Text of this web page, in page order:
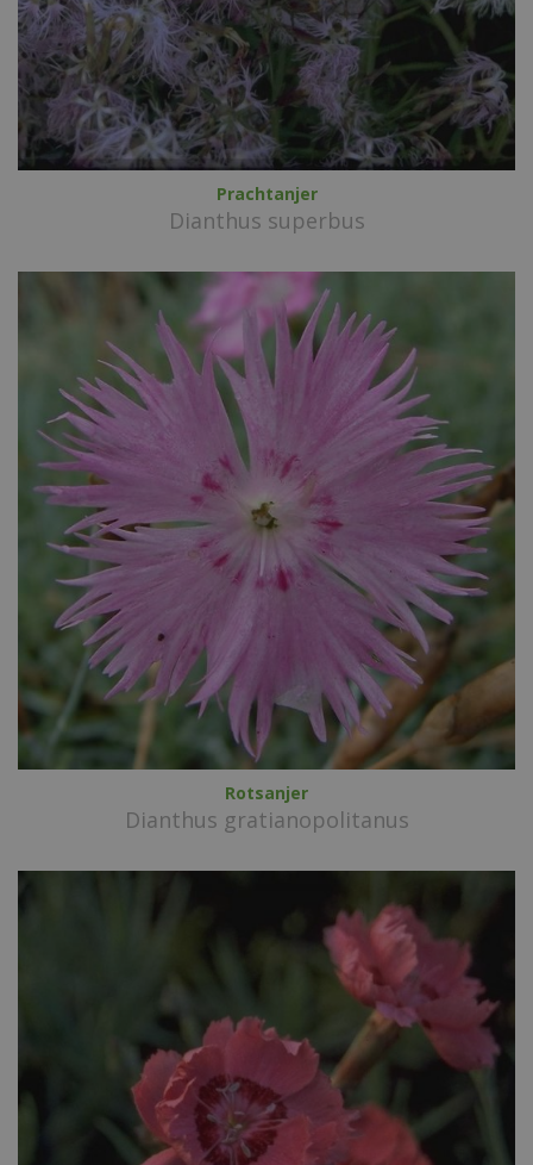
Prachtanjer
Dianthus superbus
Rotsanjer
Dianthus gratianopolitanus